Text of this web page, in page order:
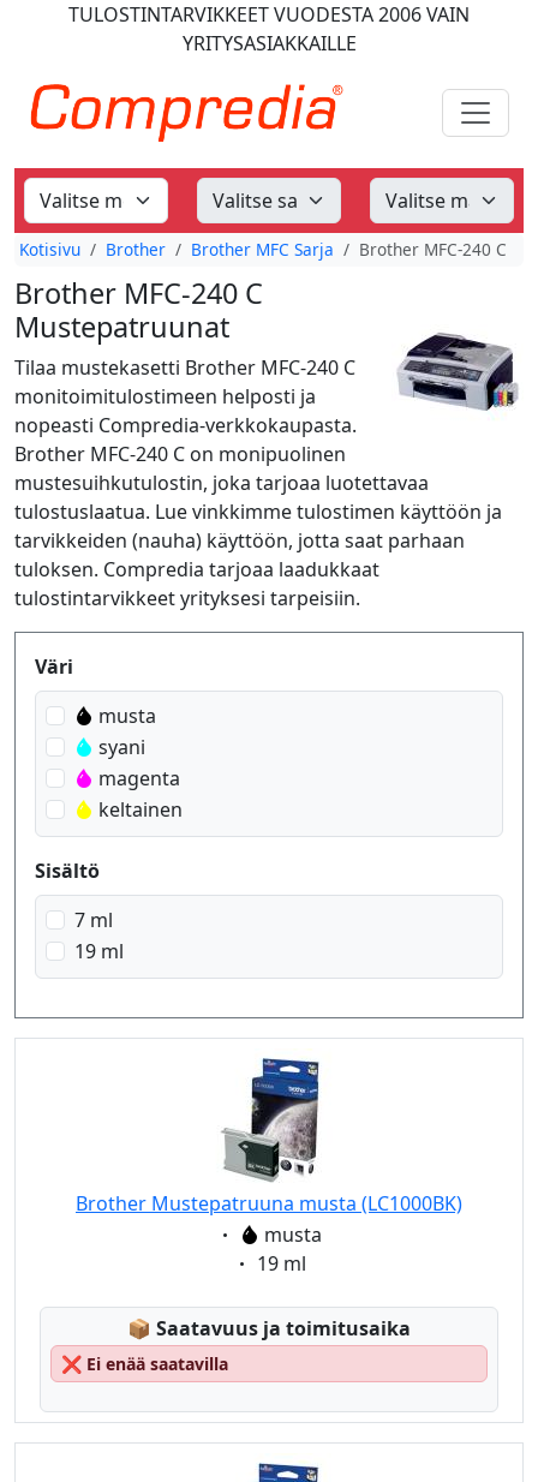
TULOSTINTARVIKKEETVUODESTA 2006VAIN
YRITYSASIAKKAILLE
Kotisivu Brother Brother MFC Sarja Brother MFC-240 C
Brother MFC-240 C
Mustepatruunat
Tilaa mustekasetti Brother MFC-240 C
monitoimitulostimeen helposti ja
nopeasti Compredia-verkkokaupasta.
Brother MFC-240 C on monipuolinen
mustesuihkutulostin, joka tarjoaa luotettavaa
tulostuslaatua. Lue vinkkimme tulostimen käyttöön ja
tarvikkeiden (nauha) käyttöön, jotta saat parhaan
tuloksen. Compredia tarjoaa laadukkaat
tulostintarvikkeet yrityksesi tarpeisiin.
Produktfilter
Väri
musta
syani
magenta
keltainen
Sisältö
7 ml
19 ml
Brother Mustepatruuna musta (LC1000BK)
Eigenschaft:
musta
Eigenschaft:
19 ml
📦 Lagerstatus:
Saatavuus ja toimitusaika
❌ Ei enää saatavilla